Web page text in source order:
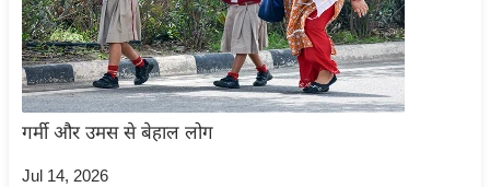
र्ल्ड
न्यू
ज
ब्री
फ
म
गर्मी और उमस से बेहाल लोग
Jul 14, 2026